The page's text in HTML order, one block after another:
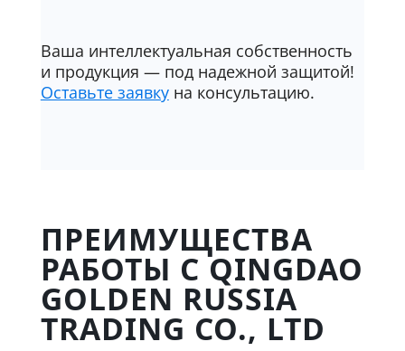
Ваша интеллектуальная собственность
и продукция — под надежной защитой!
Оставьте заявкуна консультацию.
ПРЕИМУЩЕСТВА
РАБОТЫ С QINGDAO
GOLDEN RUSSIA
TRADING CO., LTD